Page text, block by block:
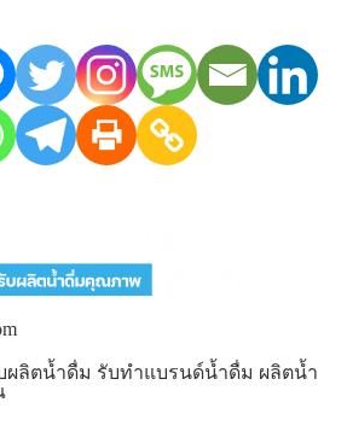
ผลิตน้ำดื่ม รับทำแบรนด์น้ำดื่ม ผลิตน้ำ